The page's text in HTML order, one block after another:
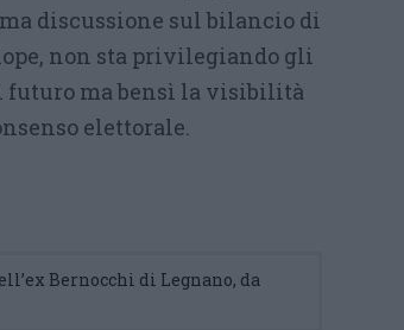
discussione sul bilancio di
non sta privilegiando gli
futuro ma bensì la visibilità
elettorale.
Bernocchi di Legnano, da